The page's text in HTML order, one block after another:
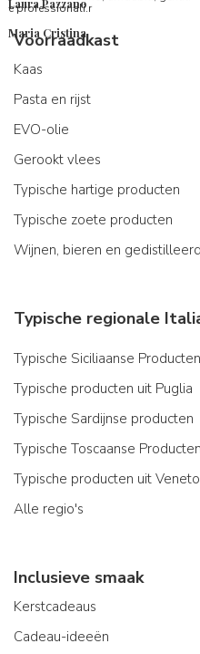
Laura Pazzano
e professionali.r
Maria Cristina
Voorraadkast
Kaas
Pasta en rijst
EVO-olie
Gerookt vlees
Typische hartige producten
Typische zoete producten
Wijnen, bieren en
Typische regionale
Typische Siciliaanse Producten
Typische producten uit Puglia
Typische Sardijnse producten
Typische Toscaanse Producten
Typische producten uit Veneto
Alle regio's
Inclusieve smaak
Kerstcadeaus
Cadeau-ideeën